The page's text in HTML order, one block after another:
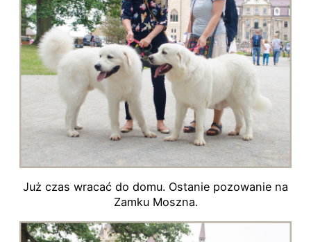
Już czas wracać do domu. Ostanie pozowanie na
Zamku Moszna.